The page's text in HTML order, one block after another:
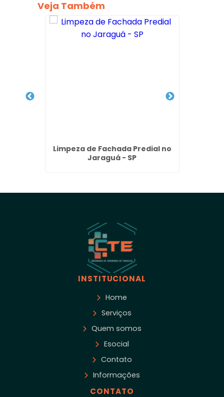
Veja Também
Limpeza de Fachada Predial no
Jaraguá - SP
INSTITUCIONAL
Home
Serviços
Quem somos
Esocial
Contato
Informações
CONTATO